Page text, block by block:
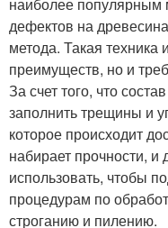
дефектов на
метода. Такая
преимуществ, но и
За счет того, что
заполнить трещины и
которое происходит
набирает прочности, и
использовать, чтобы
процедурам по
строганию и пилению.